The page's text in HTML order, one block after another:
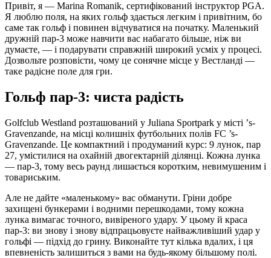
Привіт, я — Marina Romanik, сертифікований інструктор PGA.
Я люблю поля, на яких гольф здається легким і привітним, бо
саме так гольф і повинен відчуватися на початку. Маленький
дружній пар-3 може навчити вас набагато більше, ніж ви
думаєте, — і подарувати справжній широкий усміх у процесі.
Дозвольте розповісти, чому це сонячне місце у Вестланді —
таке радісне поле для гри.
Гольф пар-3: чиста радість
Golfclub Westland розташований у Juliana Sportpark у місті ’s-
Gravenzande, на місці колишніх футбольних полів FC ’s-
Gravenzande. Це компактний і продуманий курс: 9 лунок, пар
27, умістилися на охайній двогектарній ділянці. Кожна лунка
— пар-3, тому весь раунд лишається коротким, невимушеним і
товариським.
Але не дайте «маленькому» вас обманути. Гріни добре
захищені бункерами і водними перешкодами, тому кожна
лунка вимагає точного, вивіреного удару. У цьому й краса
пар-3: ви знову і знову відпрацьовуєте найважливіший удар у
гольфі — підхід до грину. Виконайте тут кілька вдалих, і ця
впевненість залишиться з вами на будь-якому більшому полі.